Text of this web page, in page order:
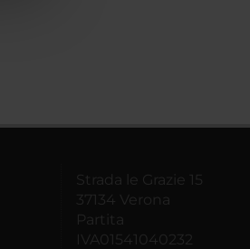
Strada le Grazie 15
37134 Verona
Partita
IVA01541040232